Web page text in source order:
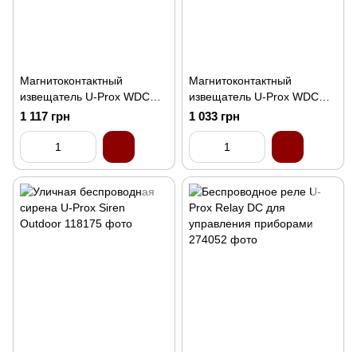
Магнитоконтактный
извещатель U-Prox WDC
long
1 117 грн
Магнитоконтактный
извещатель U-Prox WDC
mini
1 033 грн